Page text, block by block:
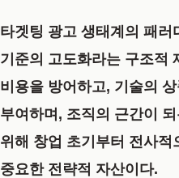
타겟팅 광고 생태계의 패러
기준의 고도화라는 구조적
비용을 방어하고, 기술의
부여하며, 조직의 근간이
위해 창업 초기부터 전사적
중요한 전략적 자산이다.